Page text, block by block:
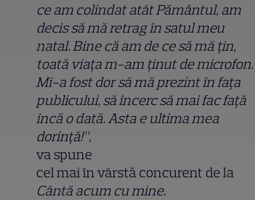
ce am colindat atât Pământul, am
decis să mă retrag în satul meu
natal. Bine că am de ce să mă țin,
toată viața m-am ținut de microfon.
Mi-a fost dor să mă prezint în fața
publicului, să încerc să mai fac față
încă o dată. Asta e ultima mea
dorință!”,
va spune
cel mai în vârstă concurent de la
Cântă acum cu mine.